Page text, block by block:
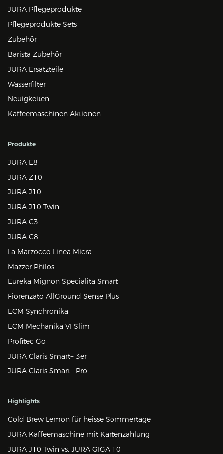
JURA Pflegeprodukte
Pflegeprodukte Sets
Zubehör
Barista Zubehör
JURA Ersatzteile
Wasserfilter
Neuigkeiten
Kaffeemaschinen Aktionen
Produkte
JURA E8
JURA Z10
JURA J10
JURA J10 Twin
JURA C3
JURA C8
La Marzocco Linea Micra
Mazzer Philos
Eureka Mignon Specialita Smart
Fiorenzato AllGround Sense Plus
ECM Synchronika
ECM Mechanika VI Slim
Profitec Go
JURA Claris Smart+ 3er
JURA Claris Smart+ Pro
Highlights
Cold Brew Lemon für heisse Sommertage
JURA Kaffeemaschine mit Kartenzahlung
JURA J10 Twin vs. JURA GIGA 10